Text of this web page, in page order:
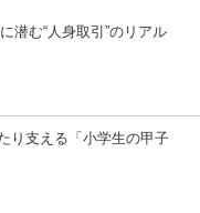
潜む“人身取引”のリアル
り支える「小学生の甲子